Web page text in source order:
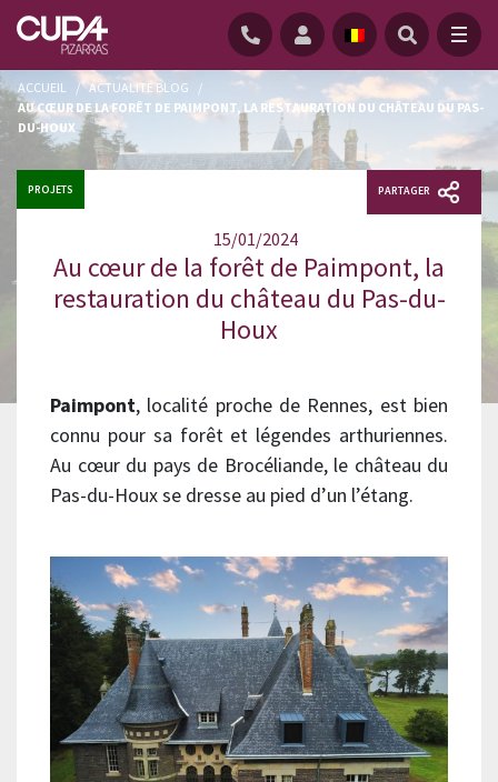
ACCUEIL / ACTUALITÉ BLOG
/
AU CŒUR DE LA FORÊT DE PAIMPONT, LA RESTAURATION DU CHÂTEAU DU PAS-
DU-HOUX
PROJETS
15/01/2024
PARTAGER
Au cœur de la forêt de Paimpont, la
restauration du château du Pas-du-
Houx
Paimpont, localité proche de Rennes, est bien
connu pour sa forêt et légendes arthuriennes.
Au cœur du pays de Brocéliande, le château du
Pas-du-Houx se dresse au pied d’un l’étang.